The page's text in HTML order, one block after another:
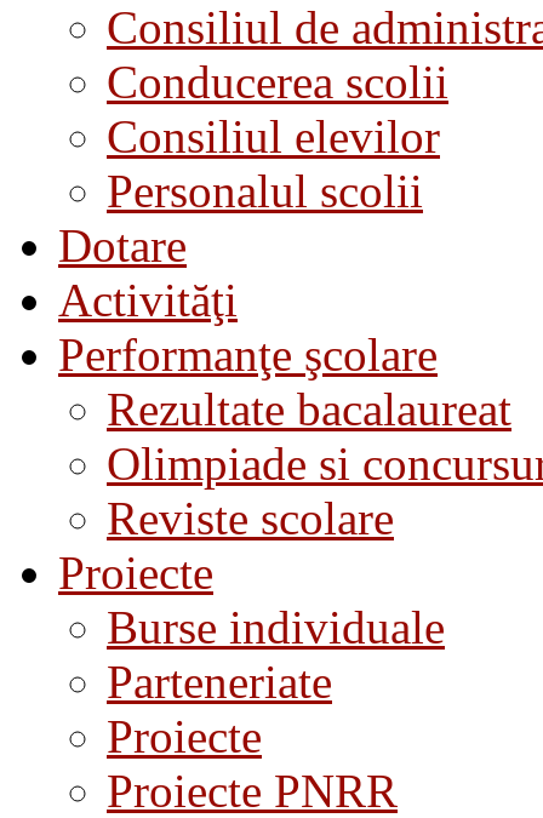
Consiliul de
Conducerea scolii
Consiliul elevilor
Personalul scolii
Dotare
Activităţi
Performanţe şcolare
Rezultate bacalaureat
Olimpiade si
Reviste scolare
Proiecte
Burse individuale
Parteneriate
Proiecte
Proiecte PNRR